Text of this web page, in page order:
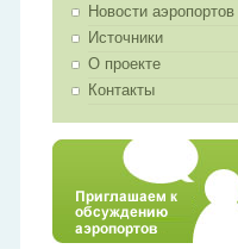
Новости аэропортов
Источники
О проекте
Контакты